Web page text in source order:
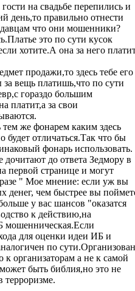
на свадьбе перепились и
день,то правильно отнести
что они мошенники?
это по сути кусок
хотите.А она за него
продажи,то здесь тебе его
за вещь платишь,что по сути
гораздо большим
платит,а за свои
же фонарем каким здесь
будет отличаться.Так что бы
фонарь использовать.
дочитают до ответа Зедмору в
первой странице и могут
" Мое мнение: если уж вы
денег, чем быстрее вы
у вас шансов "оказатся
к действию,на
мошенническая.Если
для оценки идеи ИБ и
по сути.Организован
организаторам а не к самой
быть библия,но это не
терроризме.